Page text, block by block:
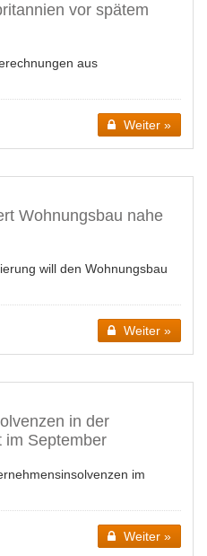
vor spätem
aus
Weiter »
Wohnungsbau nahe
will den Wohnungsbau
Weiter »
in der
im September
im
Weiter »